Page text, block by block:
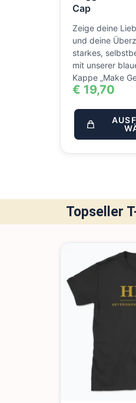
Cap
Zeige deine
und deine
starkes,
mit unserer
Kappe „Make
€ 19,70
Topseller